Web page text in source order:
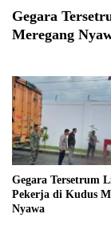
Gegara
Meregang
Gegara Tersetrum
Pekerja di Kudus
Nyawa